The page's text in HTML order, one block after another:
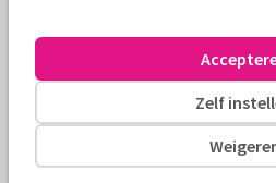
Adres: Achterop de
Formaten
Zelf